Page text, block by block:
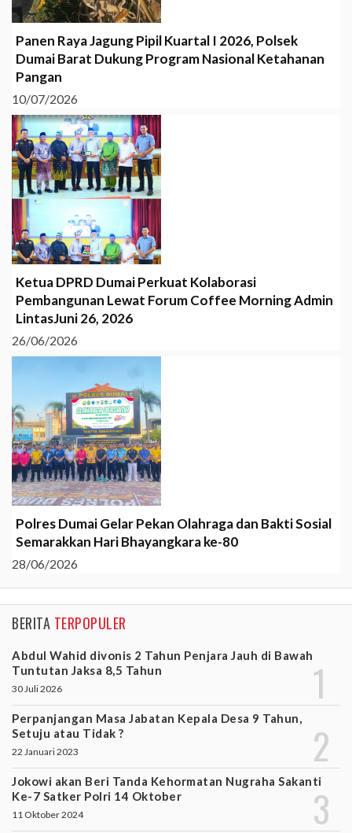
Panen Raya Jagung Pipil Kuartal I 2026, Polsek
Dumai Barat Dukung Program Nasional Ketahanan
Pangan
10/07/2026
Ketua DPRD Dumai Perkuat Kolaborasi
Pembangunan Lewat Forum Coffee Morning Admin
LintasJuni 26, 2026
26/06/2026
Polres Dumai Gelar Pekan Olahraga dan Bakti Sosial
Semarakkan Hari Bhayangkara ke-80
28/06/2026
BERITA TERPOPULER
Abdul Wahid divonis 2 Tahun Penjara Jauh di Bawah
Tuntutan Jaksa 8,5 Tahun
30 Juli 2026
Perpanjangan Masa Jabatan Kepala Desa 9 Tahun,
Setuju atau Tidak ?
22 Januari 2023
Jokowi akan Beri Tanda Kehormatan Nugraha Sakanti
Ke-7 Satker Polri 14 Oktober
11 Oktober 2024